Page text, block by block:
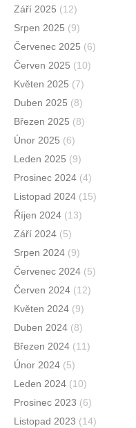
Září 2025 (12)
Srpen 2025 (9)
Červenec 2025 (6)
Červen 2025 (10)
Květen 2025 (7)
Duben 2025 (8)
Březen 2025 (8)
Únor 2025 (6)
Leden 2025 (9)
Prosinec 2024 (4)
Listopad 2024 (15)
Říjen 2024 (13)
Září 2024 (5)
Srpen 2024 (9)
Červenec 2024 (5)
Červen 2024 (12)
Květen 2024 (9)
Duben 2024 (8)
Březen 2024 (11)
Únor 2024 (5)
Leden 2024 (10)
Prosinec 2023 (6)
Listopad 2023 (14)